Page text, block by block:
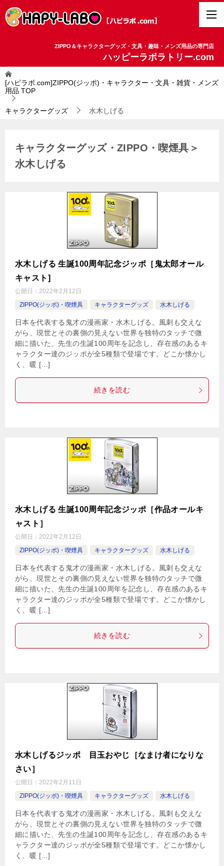
ZIPPO＆キャラクターグッズ・文具・趣味・メンズ用品の専門店
ハッピーラボラトリー.com
[ハピラボ.com]ZIPPO(ジッポ)・キャラクター・文具・雑貨・メンズ
用品 TOP
キャラクターグッズ 水木しげる
キャラクターグッズ・ZIPPO・喫煙具＞
水木しげる
水木しげる 生誕100周年記念ジッポ［鬼太郎オール
キャスト]
公開日： 2022年2月12日
ZIPPO(ジッポ)・喫煙具
キャラクターグッズ 水木しげる
日本を代表する鬼才の漫画家・水木しげる。風刺も交えな
がら、現世とその裏側の見えない世界を独特のタッチで微
細に描いた、先生の生誕100周年を記念し、存在感のあるキ
ャラクター達のジッポが全5種類で登場です。どこか懐かし
く、暖 […]
続きを読む
水木しげる 生誕100周年記念ジッポ［作品オールキ
ャスト］
公開日： 2022年2月12日
ZIPPO(ジッポ)・喫煙具
キャラクターグッズ 水木しげる
日本を代表する鬼才の漫画家・水木しげる。風刺も交えな
がら、現世とその裏側の見えない世界を独特のタッチで微
細に描いた、先生の生誕100周年を記念し、存在感のあるキ
ャラクター達のジッポが全5種類で登場です。どこか懐かし
く、暖 […]
続きを読む
水木しげるジッポ 目玉おやじ［なまけ者になりな
さい］
公開日： 2022年2月11日
ZIPPO(ジッポ)・喫煙具
キャラクターグッズ 水木しげる
日本を代表する鬼才の漫画家・水木しげる。風刺も交えな
がら、現世とその裏側の見えない世界を独特のタッチで微
細に描いた、先生の生誕100周年を記念し、存在感のあるキ
ャラクター達のジッポが全5種類で登場です。どこか懐かし
く、暖 […]